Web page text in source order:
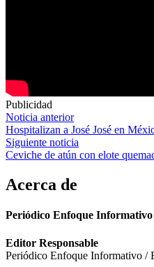
Publicidad
Navegación
de
entradas
Noticia anterior
Hospitalizan a José José en
Siguiente noticia
Ceviche de atún con elote
Acerca de
Periódico Enfoque
Editor Responsable
Periódico Enfoque Informativo /